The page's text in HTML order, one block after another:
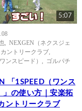
5:07
NEXGEN（ネクスジェ
ントリークラブ
ンスピード）
ゴルパチ
「1SPEED（ワンス
」の使い方｜安楽拓
ントリークラブ